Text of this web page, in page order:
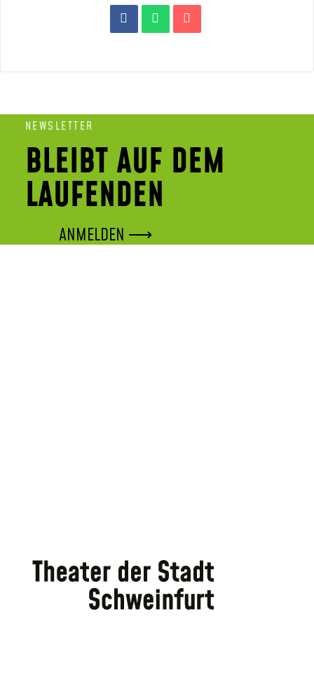
NEWSLETTER
BLEIBT AUF DEM
LAUFENDEN
ANMELDEN ⟶